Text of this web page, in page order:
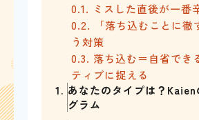
0.1. ミスした直後が一番
0.2. 「落ち込むことに徹
う対策
0.3. 落ち込む＝自省でき
ティブに捉える
1. あなたのタイプは？Kaien
グラム